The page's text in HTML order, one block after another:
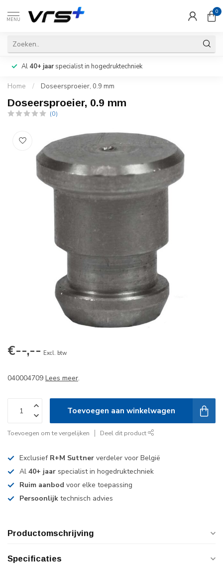
MENU
0
Al 40+ jaarspecialist in hogedruktechniek
Home / Doseersproeier, 0.9 mm
Doseersproeier, 0.9 mm
(0)
€--,-- Excl. btw
040004709 Lees meer.
Toevoegen aan winkelwagen
Toevoegen om te vergelijken Deel dit product
Exclusief R+M Suttner verdeler voor België
Al 40+ jaar specialist in hogedruktechniek
Ruim aanbod voor elke toepassing
Persoonlijk technisch advies
Productomschrijving
Specificaties